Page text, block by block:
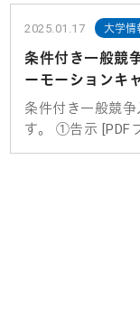
2025.01.17 大学情
条件付き一般競
ーモーションキ
条件付き一般競
す。 ①告示 [PDF